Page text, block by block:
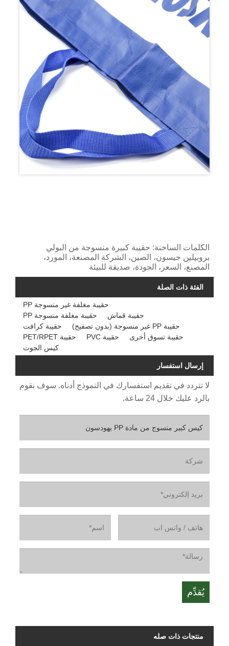
الكلمات الساخنة: حقيبة كبيرة منسوجة من البولي
بروبيلين جيسون، الصين، الشركة المصنعة، المورد،
المصنع، السعر، الجودة، صديقة للبيئة
الفئة ذات الصلة
حقيبة مغلفة غير منسوجة PP
حقيبة مغلفة منسوجة PP
حقيبة قماش
حقيبة كرافت
حقيبة PP غير منسوجة (بدون تصفيح)
حقيبة PET/RPET
حقيبة PVC
حقيبة تسوق أخرى
كيس الجوت
إرسال استفسار
لا تتردد في تقديم استفسارك في النموذج أدناه. سوف نقوم
بالرد عليك خلال 24 ساعة.
منتجات ذات صله